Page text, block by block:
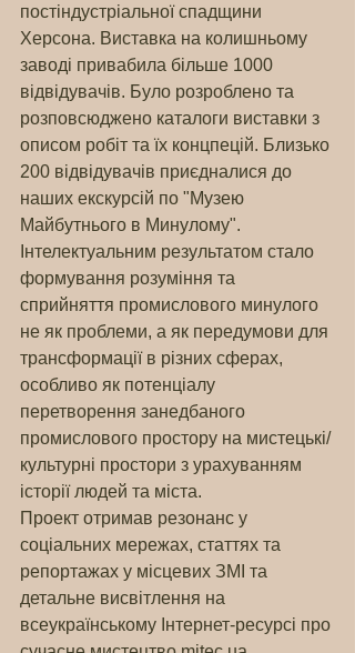
постіндустріальної спадщини
Херсона. Виставка на колишньому
заводі привабила більше 1000
відвідувачів. Було розроблено та
розповсюджено каталоги виставки з
описом робіт та їх концпецій. Близько
200 відвідувачів приєдналися до
наших екскурсій по "Музею
Майбутнього в Минулому".
Інтелектуальним результатом стало
формування розуміння та
сприйняття промислового минулого
не як проблеми, а як передумови для
трансформації в різних сферах,
особливо як потенціалу
перетворення занедбаного
промислового простору на мистецькі/
культурні простори з урахуванням
історії людей та міста.
Проект отримав резонанс у
соціальних мережах, статтях та
репортажах у місцевих ЗМІ та
детальне висвітлення на
всеукраїнському Інтернет-ресурсі про